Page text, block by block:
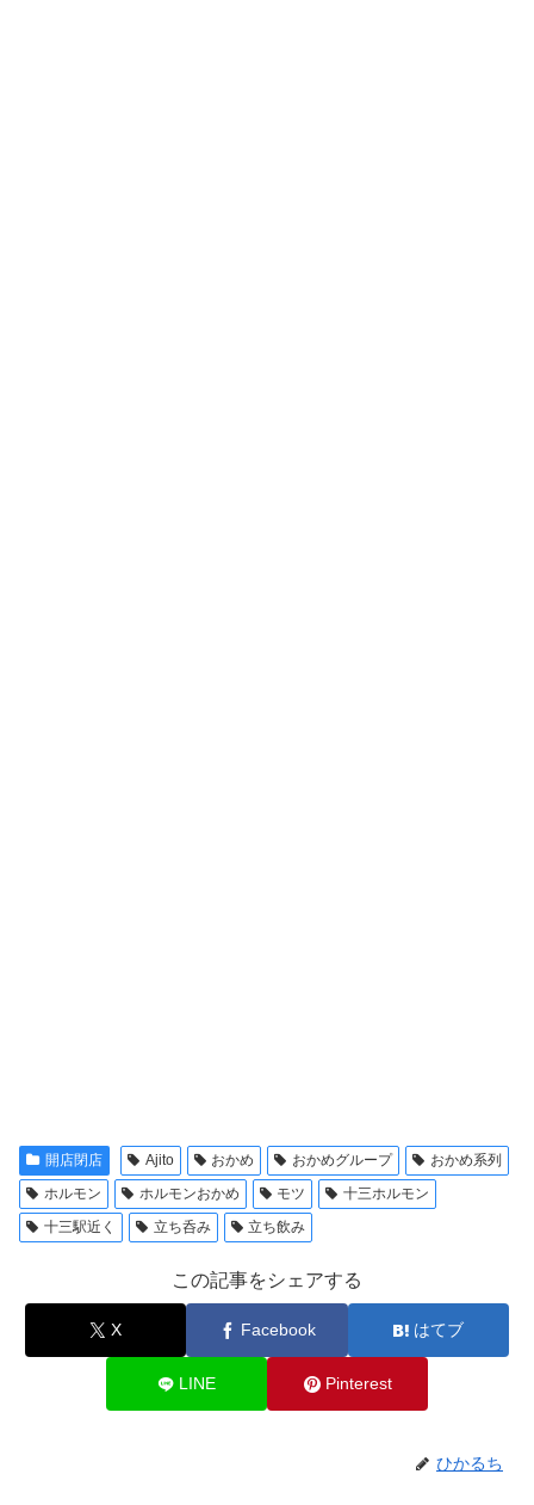
開店閉店 Ajito おかめ おかめグループ
おかめ系列
ホルモン
ホルモンおかめ モツ
十三ホルモン
十三駅近く
立ち呑み 立ち飲み
この記事をシェアする
X Facebook はてブ
LINE Pinterest
ひかるち